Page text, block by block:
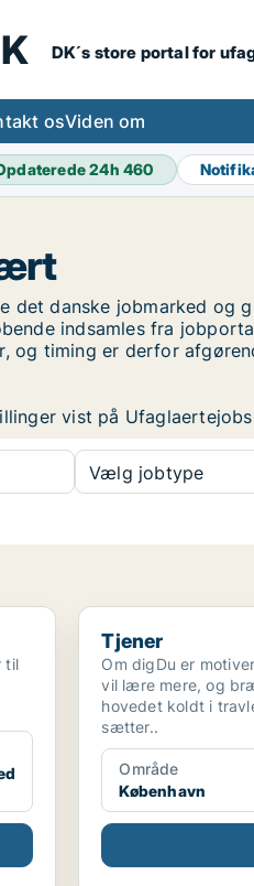
DK´s store portal for
osViden om
24h460
danske jobmarked og
indsamles fra
timing er derfor
vist på
Vælg jobtype
Tjener
Tjener
Om digDu er
vil lære mere, og
hovedet koldt i
sætter..
Område
København